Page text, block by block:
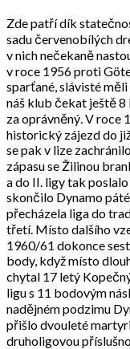
Zde patří dík
sadu červenobílých
v nich nečekaně
v roce 1956 proti
sparťané, slávisté
náš klub čekat ještě
za oprávněný. V roce
historický zájezd do
se pak v lize
zápasu se Žilinou
a do II. ligy tak
skončilo Dynamo
přecházela liga do
třetí. Místo dalšího
1960/61 dokonce
body, když místo
chytal 17 letý
ligu s 11 bodovým
nadějném podzimu
přišlo dvouleté
druholigovou